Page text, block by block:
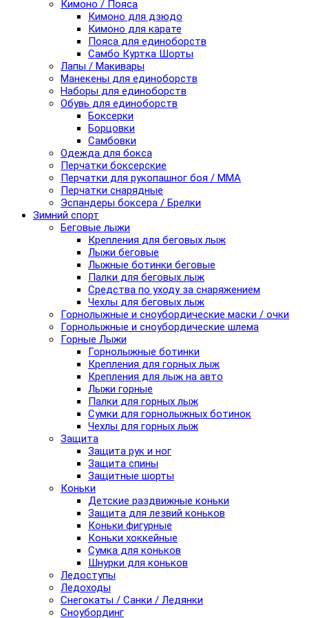
Кимоно / Пояса
Кимоно для дзюдо
Кимоно для карате
Пояса для единоборств
Самбо Куртка Шорты
Лапы / Макивары
Манекены для единоборств
Наборы для единоборств
Обувь для единоборств
Боксерки
Борцовки
Самбовки
Одежда для бокса
Перчатки боксерские
Перчатки для рукопашног боя / ММА
Перчатки снарядные
Эспандеры боксера / Брелки
Зимний спорт
Беговые лыжи
Крепления для беговых лыж
Лыжи беговые
Лыжные ботинки беговые
Палки для беговых лыж
Средства по уходу за снаряжением
Чехлы для беговых лыж
Горнолыжные и сноубордические маски / очки
Горнолыжные и сноубордические шлема
Горные Лыжи
Горнолыжные ботинки
Крепления для горных лыж
Крепления для лыж на авто
Лыжи горные
Палки для горных лыж
Сумки для горнолыжных ботинок
Чехлы для горных лыж
Защита
Защита рук и ног
Защита спины
Защитные шорты
Коньки
Детские раздвижные коньки
Защита для лезвий коньков
Коньки фигурные
Коньки хоккейные
Сумка для коньков
Шнурки для коньков
Ледоступы
Ледоходы
Снегокаты / Санки / Ледянки
Сноубординг